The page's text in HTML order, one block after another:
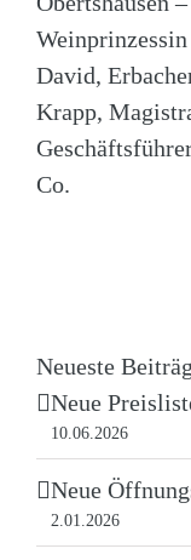
David,
Krapp,
Co.
Neueste
Neue
10.06.2026
Neue
2.01.2026